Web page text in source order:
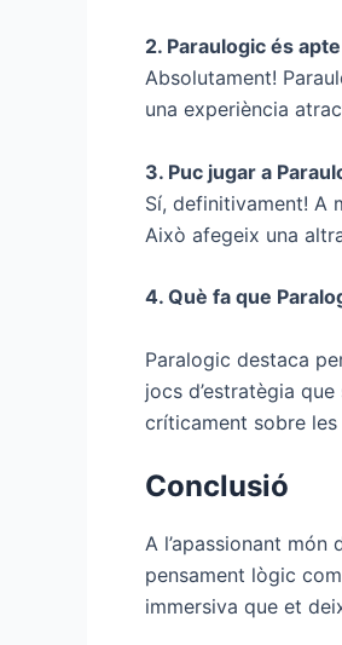
2. Paraulogic és
Absolutament!
una experiència
3. Puc jugar a
Sí, definitivament! A
Això afegeix una
4. Què fa que
Paralogic destaca
jocs d’estratègia
críticament sobre
Conclusió
A l’apassionant
pensament lògic
immersiva que et